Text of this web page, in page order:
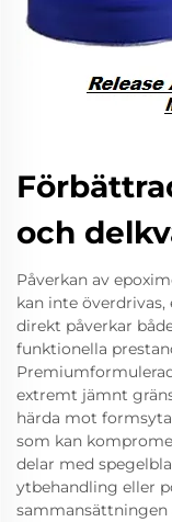
och
Påverkan av
kan inte
direkt påverkar
funktionella
extremt jämnt
härda mot
som kan
delar med
ytbehandling eller
sammansättningen